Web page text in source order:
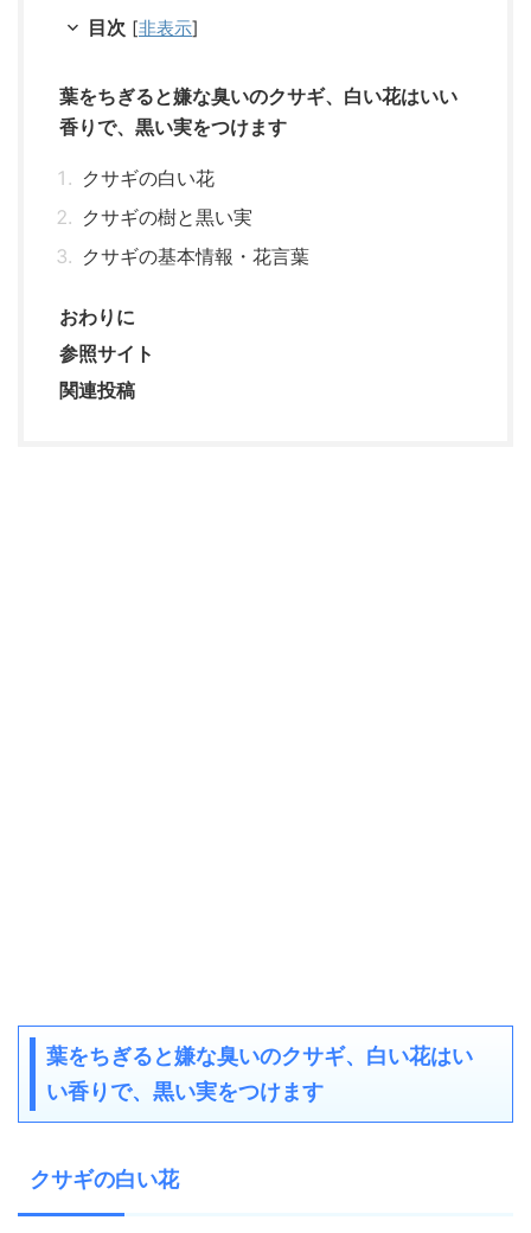
目次 [非表示]
葉をちぎると嫌な臭いのクサギ、白い花はいい
香りで、黒い実をつけます
クサギの白い花
クサギの樹と黒い実
クサギの基本情報・花言葉
おわりに
参照サイト
関連投稿
葉をちぎると嫌な臭いのクサギ、白い花はい
い香りで、黒い実をつけます
クサギの白い花